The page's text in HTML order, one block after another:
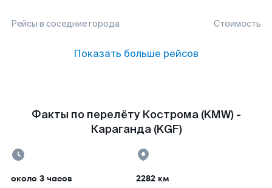
Рейсы в соседние города Стоимость
Показать больше рейсов
Факты по перелёту Кострома (KMW) -
Караганда (KGF)
около 3 часов 2282 км